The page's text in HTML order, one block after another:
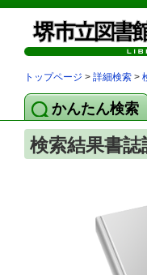
トップページ > 詳細検索 >
かんたん検索
検索結果書誌